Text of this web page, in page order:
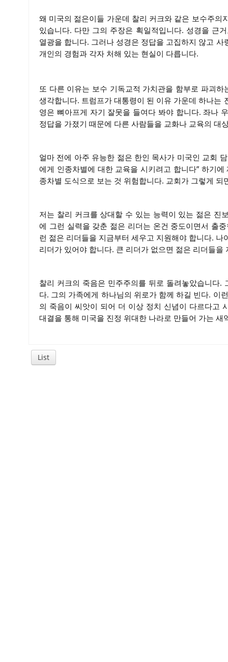
왜 미국의 젊은이들 가운데 찰리 커크와 같은 보수주의
있습니다. 다만 그의 주장은 획일적입니다. 성경을 근
열광을 합니다. 그러나 성경은 정답을 고집하지 않고
개인의 경험과 각자 처해 있는 현실이 다릅니다.
또 다른 이유는 보수 기독교적 가치관을 함부로 파괴
생각합니다. 트럼프가 대통령이 된 이유 가운데 하나는
영은 뼈아프게 자기 잘못을 들여다 봐야 합니다. 좌나
정답을 가졌기 때문에 다른 사람들을 교화나 교육의 대
얼마 전에 아주 유능한 젊은 한인 목사가 미국인 교회
에게 인종차별에 대한 교육을 시키려고 합니다” 하기
종차별 도식으로 보는 것 위험합니다. 교회가 그렇게
저는 찰리 커크를 상대할 수 있는 능력이 있는 젊은 진
에 그런 실력을 갖춘 젊은 리더는 온건 중도이면서 출
런 젊은 리더들을 지금부터 세우고 지원해야 합니다.
리더가 있어야 합니다. 큰 리더가 없으면 젊은 리더들
찰리 커크의 죽음은 민주주의를 뒤로 돌려놓았습니다
다. 그의 가족에게 하나님의 위로가 함께 하길 빈다. 이
의 죽음이 씨앗이 되어 더 이상 정치 신념이 다르다고
대결을 통해 미국을 진정 위대한 나라로 만들어 가는 새
List